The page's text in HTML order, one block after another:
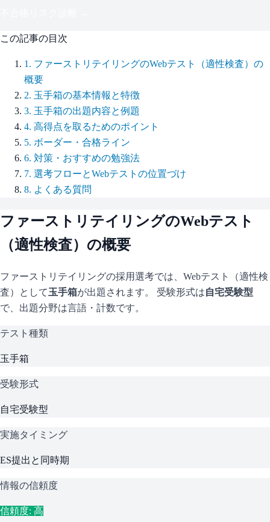
この記事の目次
1 . ファーストリテイリングのWebテスト（適性検査）の
概要
2. 玉手箱の基本情報と特徴
3. 玉手箱の出題内容と例題
4. 高得点を取るためのポイント
5. ボーダー・合格ライン
6. 対策・おすすめの勉強法
7. 選考フローとWebテストの位置づけ
8. よくある質問
ファーストリテイリングのWebテスト
（適性検査）の概要
ファーストリテイリングの採用選考では、Webテスト（適性検
査）として玉手箱が出題されます。 受験形式は自宅受験型
で、 出題分野は言語・計数です。
テスト種類
玉手箱
受験形式
自宅受験型
実施タイミング
ES提出と同時期
情報の信頼度
信頼度: 高